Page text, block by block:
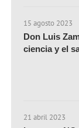
15 agosto 2023
Don Luis
ciencia y el
21 abril 2023